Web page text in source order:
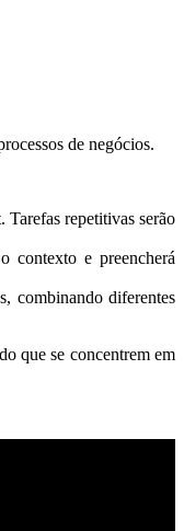
de negócios.
repetitivas serão
contexto e preencherá
combinando diferentes
que se concentrem em